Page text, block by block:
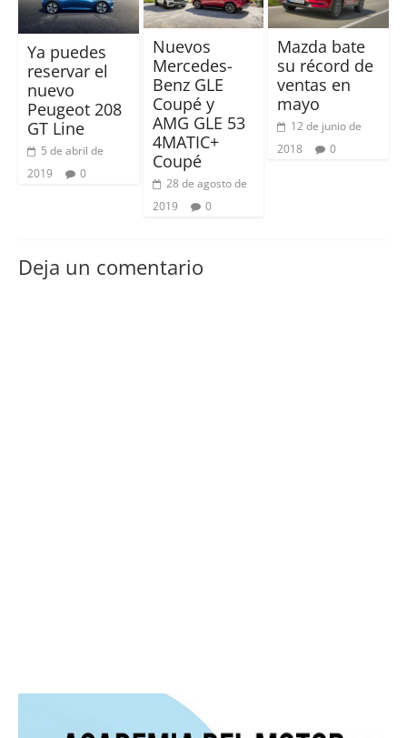
Ya puedes
reservar el
nuevo
Peugeot 208
GT Line
5 de abril de
2019
0
Nuevos
Mercedes-
Benz GLE
Coupé y
AMG GLE 53
4MATIC+
Coupé
28 de agosto de
2019
0
Mazda bate
su récord de
ventas en
mayo
12 de junio de
2018
0
Deja un comentario